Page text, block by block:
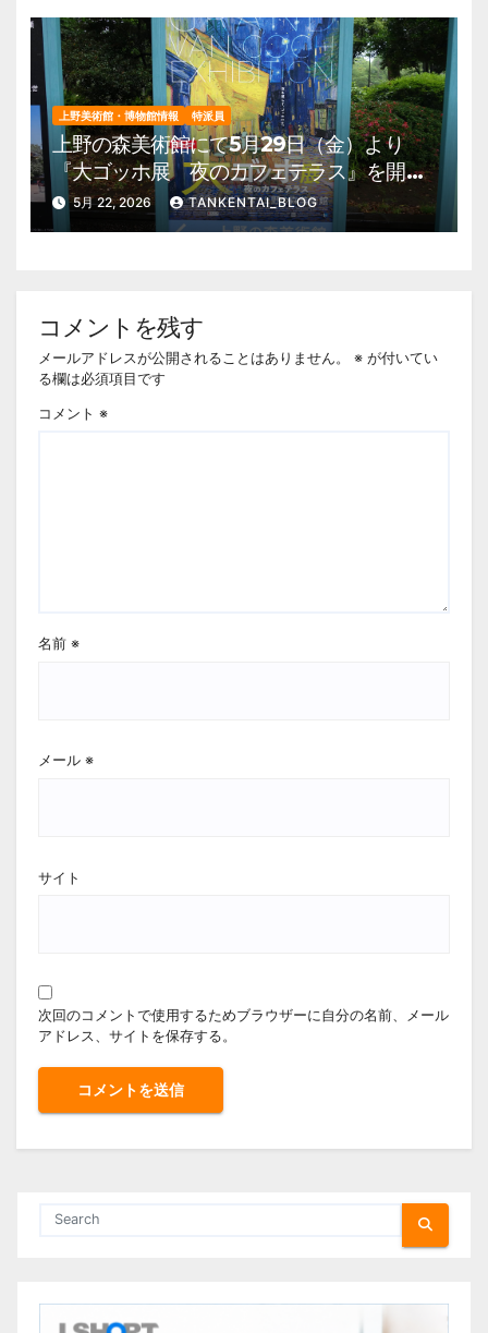
上野美術館・博物館情報 特派員
上野の森美術館にて5月29日（金）より
『大ゴッホ展 夜のカフェテラス』を開
催。 上野公園 美術館・博物館 混雑情
報他
5月 22, 2026 TANKENTAI_BLOG
コメントを残す
メールアドレスが公開されることはありません。 ※ が付いてい
る欄は必須項目です
コメント ※
名前 ※
メール ※
サイト
次回のコメントで使用するためブラウザーに自分の名前、メール
アドレス、サイトを保存する。